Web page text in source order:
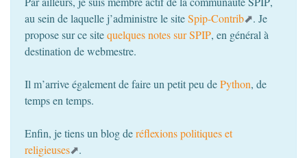
au sein de laquelle j’administre le siteSpip-Contrib
. Je
propose sur ce sitequelques notes surSPIP, en général à
destination de webmestre.
Il m’arrive également de faire un petit peu dePython, de
temps en temps.
Enfin, je tiens un blog deréflexions politiques et
religieuses
.